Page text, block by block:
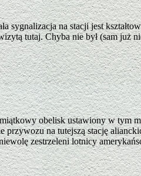
sygnalizacja na stacji jest
tutaj. Chyba nie był (sam już
obelisk ustawiony w tym
przywozu na tutejszą stację
zestrzeleni lotnicy